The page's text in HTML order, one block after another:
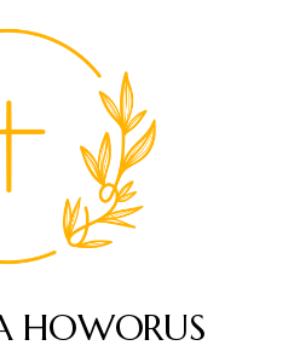
HOWORUS